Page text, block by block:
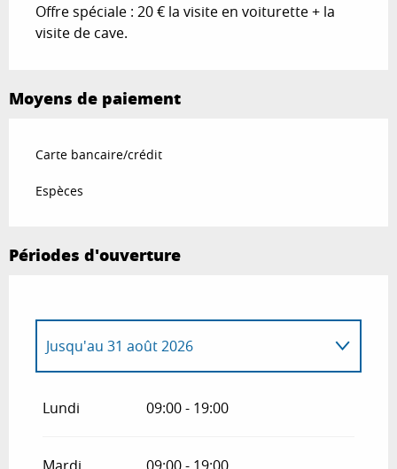
Offre spéciale : 20 € la visite en voiturette + la
visite de cave.
Moyens de paiement
Carte bancaire/crédit
Espèces
Périodes d'ouverture
Jusqu'au 31 août 2026
2026
Lundi 09:00 - 19:00